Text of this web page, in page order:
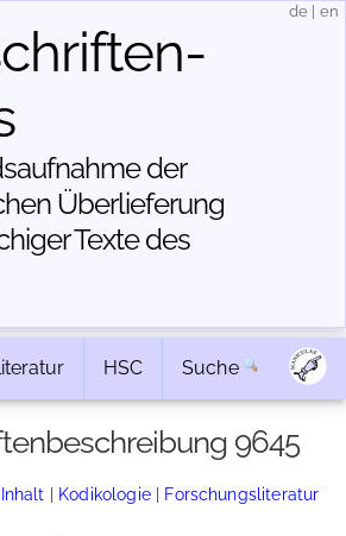
der
Über­lieferung
Texte des
de en
HSC Suche
9645
Inhalt | Kodikologie| Forschungsliteratur